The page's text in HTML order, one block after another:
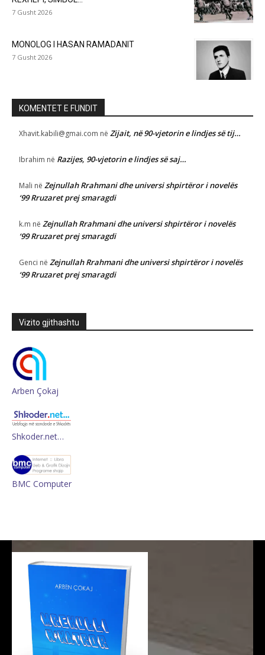
7 Gusht 2026
MONOLOG I HASAN RAMADANIT
7 Gusht 2026
KOMENTET E FUNDIT
Xhavit.kabili@gmai.com në Zijait, në 90-vjetorin e lindjes së tij…
Ibrahim në Razijes, 90-vjetorin e lindjes së saj…
Mali në Zejnullah Rrahmani dhe universi shpirtëror i novelës
‘99 Rruzaret prej smaragdi
k.m në Zejnullah Rrahmani dhe universi shpirtëror i novelës
‘99 Rruzaret prej smaragdi
Genci në Zejnullah Rrahmani dhe universi shpirtëror i novelës
‘99 Rruzaret prej smaragdi
Vizito gjithashtu
Arben Çokaj
Shkoder.net…
BMC Computer